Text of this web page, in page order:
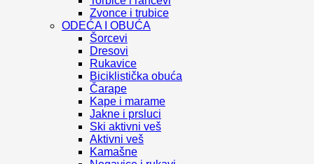
Zvonce i trubice
ODEĆA I OBUĆA
Šorcevi
Dresovi
Rukavice
Biciklistička obuća
Čarape
Kape i marame
Jakne i prsluci
Ski aktivni veš
Aktivni veš
Kamašne